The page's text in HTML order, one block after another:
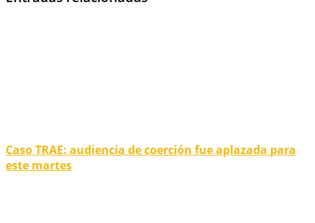
Caso TRAE: audiencia de coerción fue aplazada para
este martes